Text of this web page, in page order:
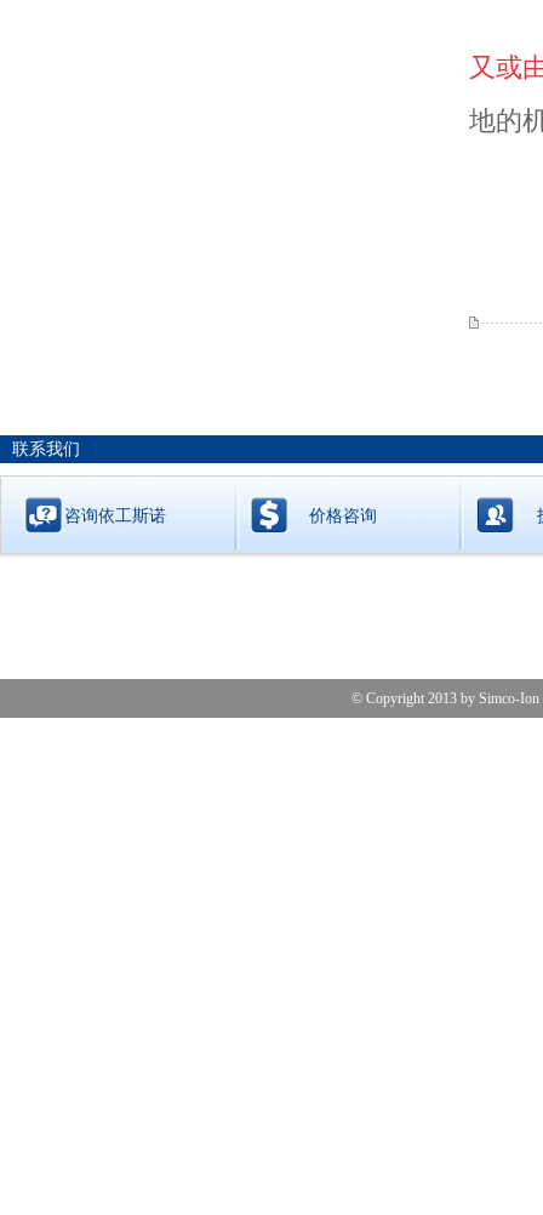
又或
地的
联系我们
咨询依工斯诺 价格咨询
© Copyright 2013 by Simco-